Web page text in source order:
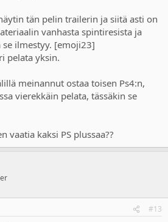
tän pelin trailerin ja siitä asti on
vanhasta spintiresista ja
ilmestyy. [emoji23]
pelata yksin.
meinannut ostaa toisen Ps4:n,
vierekkäin pelata, tässäkin se
vaatia kaksi PS plussaa??
#13